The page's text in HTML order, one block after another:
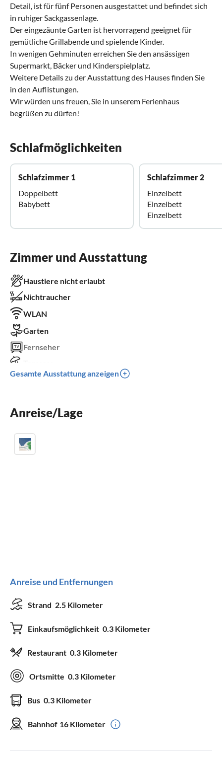
Detail, ist für fünf Personen ausgestattet und befindet sich
in ruhiger Sackgassenlage.
Der eingezäunte Garten ist hervorragend geeignet für
gemütliche Grillabende und spielende Kinder.
In wenigen Gehminuten erreichen Sie den ansässigen
Supermarkt, Bäcker und Kinderspielplatz.
Weitere Details zu der Ausstattung des Hauses finden Sie
in den Auflistungen.
Wir würden uns freuen, Sie in unserem Ferienhaus
begrüßen zu dürfen!
Schlafmöglichkeiten
Schlafzimmer 1
Doppelbett
Babybett
Schlafzimmer 2
Einzelbett
Einzelbett
Einzelbett
Zimmer und Ausstattung
Haustiere nicht erlaubt
Nichtraucher
WLAN
Garten
Fernseher
Spülmaschine
Kamin
Gesamte Ausstattung anzeigen
Anreise/Lage
Anreise und Entfernungen
Strand 2.5 Kilometer
Einkaufsmöglichkeit 0.3 Kilometer
Restaurant 0.3 Kilometer
Ortsmitte 0.3 Kilometer
Bus 0.3 Kilometer
Bahnhof 16 Kilometer